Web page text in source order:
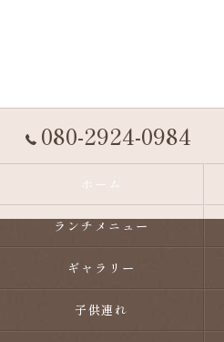
080-2924-0984
ホーム
ランチメニュー
ギャラリー
子供連れ